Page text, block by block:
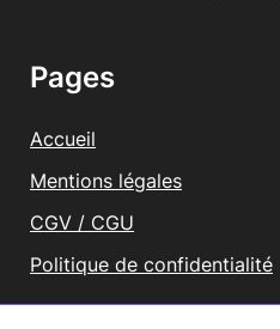
Pages
Accueil
Mentions légales
CGV / CGU
Politique de confidentialité